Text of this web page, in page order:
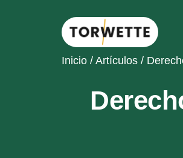
Inicio / Artículos /